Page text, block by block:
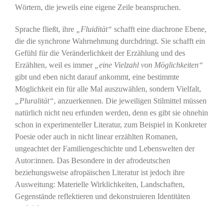
Wörtern, die jeweils eine eigene Zeile beanspruchen.
Sprache fließt, ihre „Fluidität“ schafft eine diachrone Ebene,
die die synchrone Wahrnehmung durchdringt. Sie schafft ein
Gefühl für die Veränderlichkeit der Erzählung und des
Erzählten, weil es immer
„eine Vielzahl von Möglichkeiten“
gibt und eben nicht darauf ankommt, eine bestimmte
Möglichkeit ein für alle Mal auszuwählen, sondern Vielfalt,
„Pluralität“, anzuerkennen. Die jeweiligen Stilmittel müssen
natürlich nicht neu erfunden werden, denn es gibt sie ohnehin
schon in experimenteller Literatur, zum Beispiel in Konkreter
Poesie oder auch in nicht linear erzählten Romanen,
ungeachtet der Familiengeschichte und Lebenswelten der
Autor:innen. Das Besondere in der afrodeutschen
beziehungsweise afropäischen Literatur ist jedoch ihre
Ausweitung: Materielle Wirklichkeiten, Landschaften,
Gegenstände reflektieren und dekonstruieren Identitäten